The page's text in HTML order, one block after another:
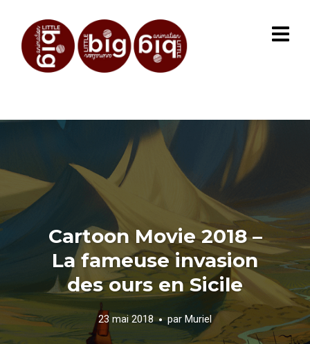
Cartoon Movie 2018 –
La fameuse invasion
des ours en Sicile
23 mai 2018 par Muriel